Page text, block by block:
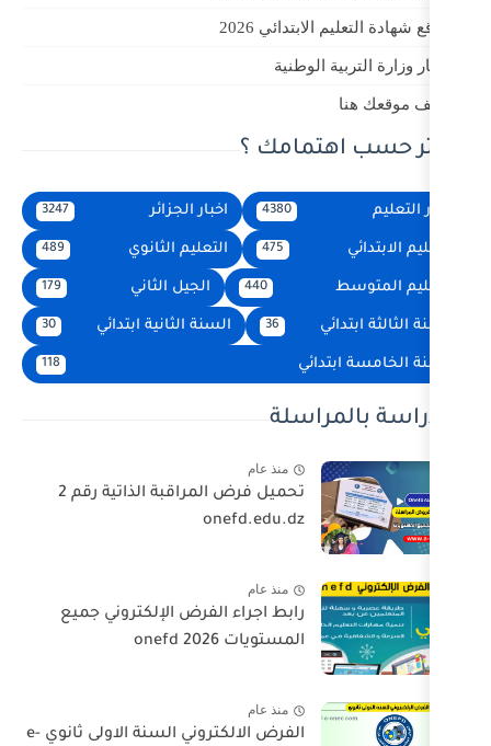
2026
؟
اخبار الجزائر 3247
التعليم الثانوي 489
440 الجيل الثاني 179
السنة الثانية ابتدائي 30
منذ عام
تحميل فرض المراقبة الذاتية رقم 2
onefd.edu.dz
منذ عام
رابط اجراء الفرض الإلكتروني جميع
المستويات 2026 onefd
منذ عام
الفرض الالكتروني السنة الاولى ثانوي e-